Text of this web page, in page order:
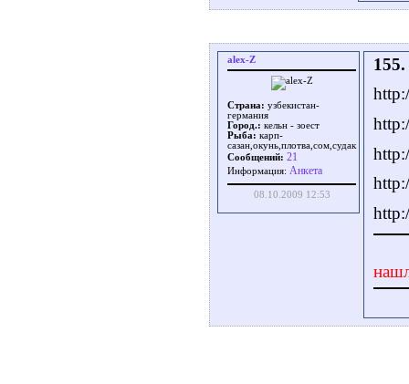
alex-Z
Страна: узбекистан-
германия
Город.: кельн - зоест
Рыба: карп-
сазан,окунь,плотва,сом,судак
Сообщений: 21
Информация: Aнкета
08.10.2009 12:53
155.